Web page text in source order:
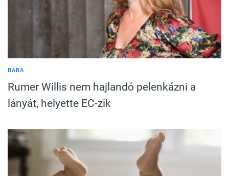
BABA
Rumer Willis nem hajlandó pelenkázni a
lányát, helyette EC-zik